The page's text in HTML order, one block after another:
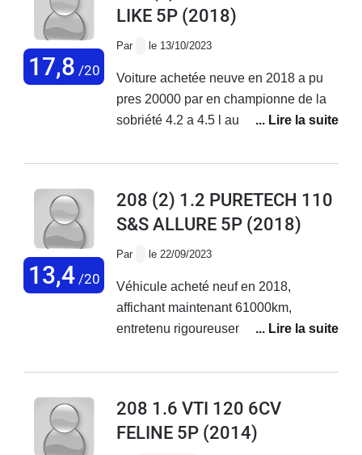
réparée reprise par une garage
17,8 /20
LIKE 5P (2018)
Par le 13/10/2023
Voiture achetée neuve en 2018 a pu
pres 20000 par en championne de la
sobriété 4.2 a 4.5 l au 100km pas de
probleme
13,4/20
208 (2) 1.2 PURETECH 110
S&S ALLURE 5P (2018)
Par le 22/09/2023
Véhicule acheté neuf en 2018,
affichant maintenant 61000km,
entretenu rigoureusement dans le
confortable, agréable à conduire mais
208 1.6 VTI 120 6CV
FELINE 5P (2014)